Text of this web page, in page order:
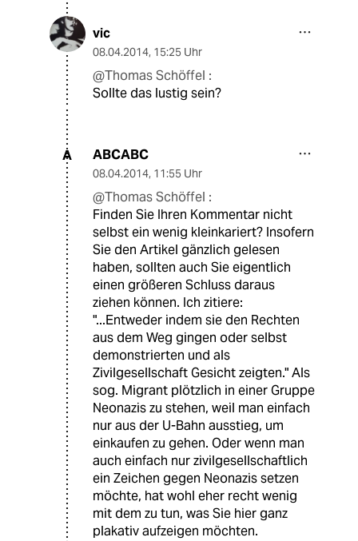
vic
08.04.2014, 15:25 Uhr
@Thomas Schöffel :
Sollte das lustig sein?
A ABCABC
08.04.2014, 11:55 Uhr
@Thomas Schöffel :
Finden Sie Ihren Kommentar nicht
selbst ein wenig kleinkariert? Insofern
Sie den Artikel gänzlich gelesen
haben, sollten auch Sie eigentlich
einen größeren Schluss daraus
ziehen können. Ich zitiere:
"...Entweder indem sie den Rechten
aus dem Weg gingen oder selbst
demonstrierten und als
Zivilgesellschaft Gesicht zeigten." Als
sog. Migrant plötzlich in einer Gruppe
Neonazis zu stehen, weil man einfach
nur aus der U-Bahn ausstieg, um
einkaufen zu gehen. Oder wenn man
auch einfach nur zivilgesellschaftlich
ein Zeichen gegen Neonazis setzen
möchte, hat wohl eher recht wenig
mit dem zu tun, was Sie hier ganz
plakativ aufzeigen möchten.